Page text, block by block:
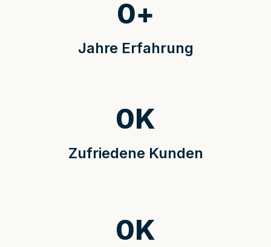
Jahre Erfahrung
0+
Zufriedene Kunden
0K
0K